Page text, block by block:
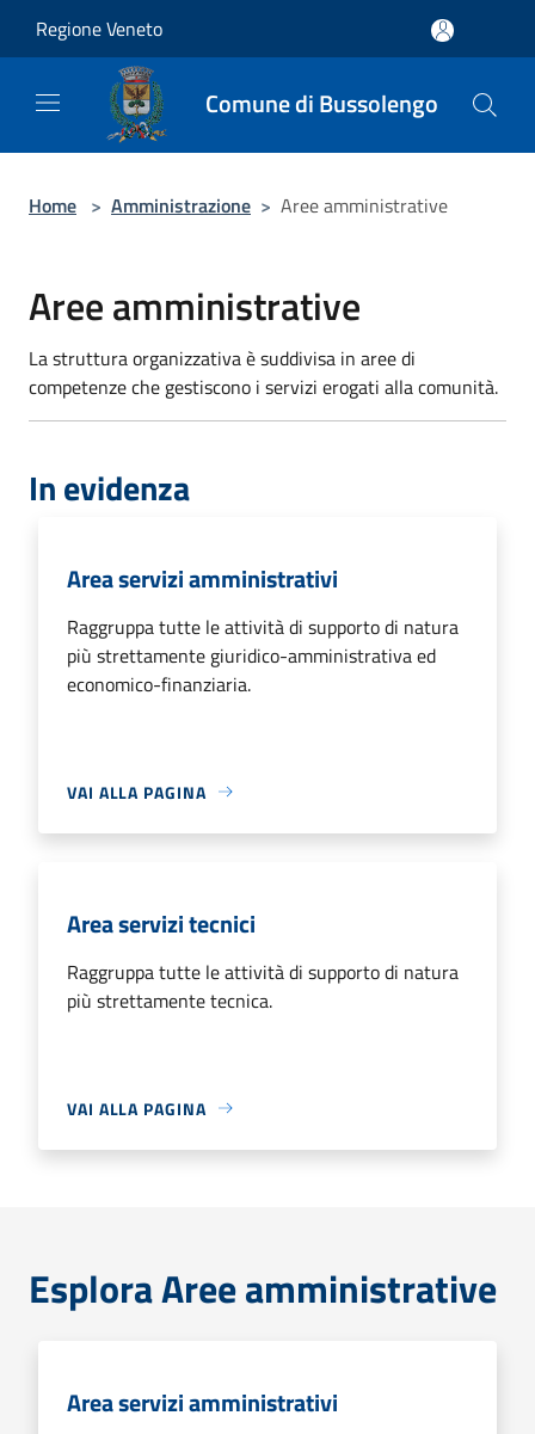
Regione Veneto
Comune di Bussolengo
Home > Amministrazione > Aree amministrative
Aree amministrative
La struttura organizzativa è suddivisa in aree di
competenze che gestiscono i servizi erogati alla comunità.
In evidenza
Area servizi amministrativi
Raggruppa tutte le attività di supporto di natura
più strettamente giuridico-amministrativa ed
economico-finanziaria.
VAI ALLA PAGINA
Area servizi tecnici
Raggruppa tutte le attività di supporto di natura
più strettamente tecnica.
VAI ALLA PAGINA
Esplora Aree amministrative
Area servizi amministrativi